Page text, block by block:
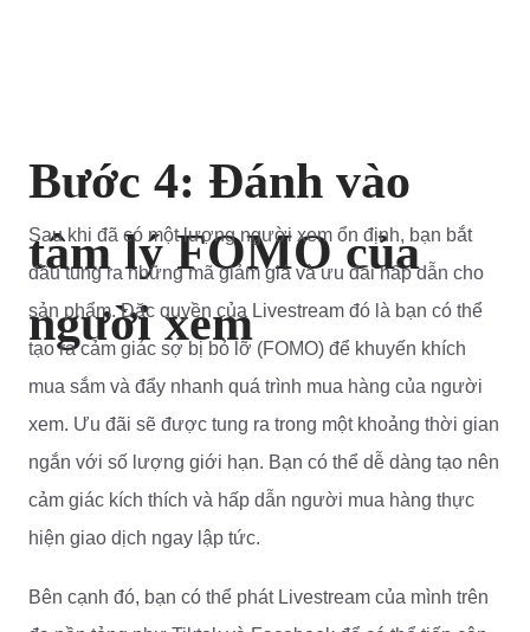
Bước 4: Đánh vào
tâm lý FOMO của
người xem
Sau khi đã có một lượng người xem ổn định, bạn bắt
đầu tung ra những mã giảm giá và ưu đãi hấp dẫn cho
sản phẩm. Đặc quyền của Livestream đó là bạn có thể
tạo ra cảm giác sợ bị bỏ lỡ (FOMO) để khuyến khích
mua sắm và đẩy nhanh quá trình mua hàng của người
xem. Ưu đãi sẽ được tung ra trong một khoảng thời gian
ngắn với số lượng giới hạn. Bạn có thể dễ dàng tạo nên
cảm giác kích thích và hấp dẫn người mua hàng thực
hiện giao dịch ngay lập tức.
Bên cạnh đó, bạn có thể phát Livestream của mình trên